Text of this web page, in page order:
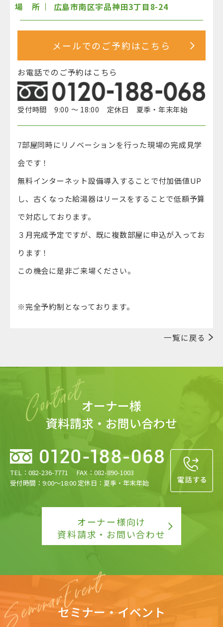
場 所
広島市南区宇品神田3丁目8-24
メールでのご予約はこちら
お電話でのご予約はこちら
受付時間 9:00 ～ 18:00 定休日 夏季・年末年始
7部屋同時にリノベーションを行った現場の完成見学
会です！
無料インターネット設備導入することで付加価値UP
し、古くなった給湯器はリースをすることで低額予算
で対応しております。
３月完成予定ですが、既に複数部屋に申込が入ってお
ります！
この機会に是非ご来場ください。
※完全予約制となっております。
一覧に戻る
オーナー様
資料請求・お問い合わせ
TEL：082-236-7771 FAX：082-890-1003
受付時間：9:00〜18:00 定休日：夏季・年末年始
オーナー様向け
資料請求・お問い合わせ
セミナー・イベント